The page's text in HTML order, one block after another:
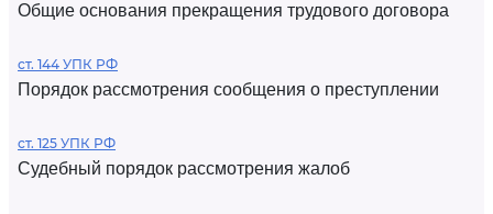
Общие основания прекращения трудового договора
ст. 144 УПК РФ
Порядок рассмотрения сообщения о преступлении
ст. 125 УПК РФ
Судебный порядок рассмотрения жалоб